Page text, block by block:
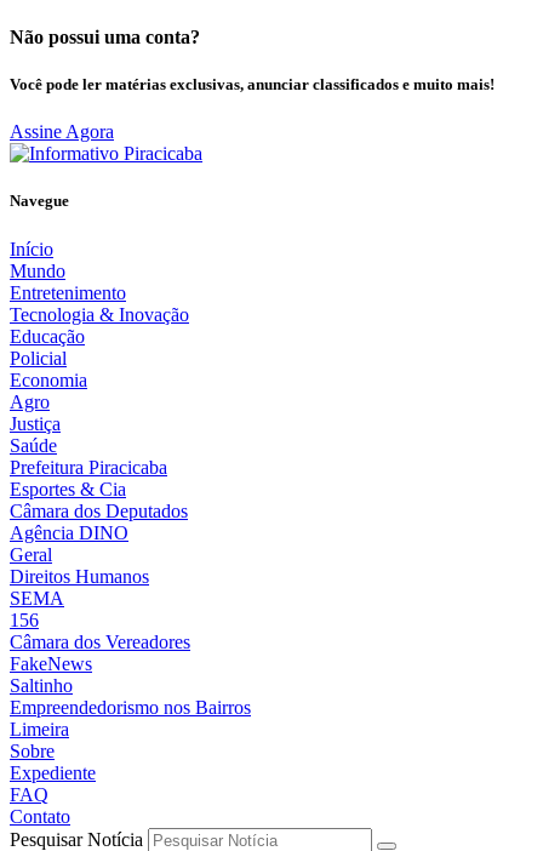
Não possui uma conta?
Você pode ler matérias exclusivas, anunciar classificados e muito mais!
Assine Agora
Navegue
Início
Mundo
Entretenimento
Tecnologia & Inovação
Educação
Policial
Economia
Agro
Justiça
Saúde
Prefeitura Piracicaba
Esportes & Cia
Câmara dos Deputados
Agência DINO
Geral
Direitos Humanos
SEMA
156
Câmara dos Vereadores
FakeNews
Saltinho
Empreendedorismo nos Bairros
Limeira
Sobre
Expediente
FAQ
Contato
Pesquisar Notícia